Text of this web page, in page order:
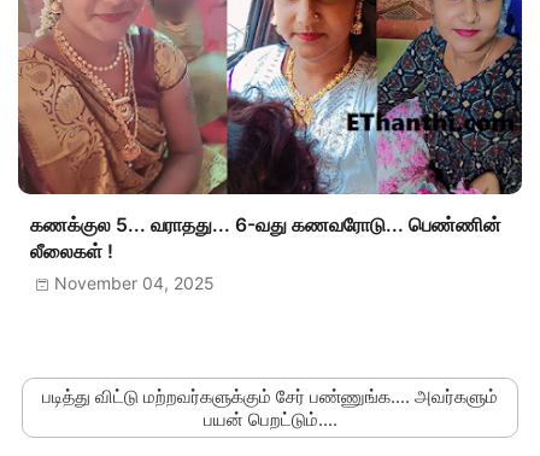
கணக்குல 5... வராதது... 6-வது கணவரோடு... பெண்ணின்
லீலைகள் !
November 04, 2025
படித்து விட்டு மற்றவர்களுக்கும் சேர் பண்ணுங்க.... அவர்களும்
பயன் பெறட்டும்....